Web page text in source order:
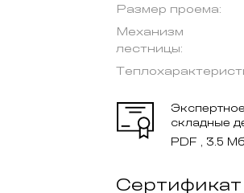
Размер проема:
Механизм
лестницы:
складные
PDF , 3.5 Мб